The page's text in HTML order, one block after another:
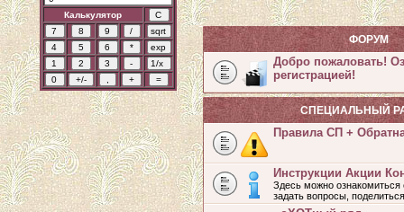
Калькулятор
ФОРУМ
Добро пожаловать!
регистрацией!
СПЕЦИАЛЬНЫЙ
Правила СП +
Инструкции Акции
Здесь можно
задать вопросы,